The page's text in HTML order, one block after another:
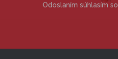
Odoslaním súhlasím so